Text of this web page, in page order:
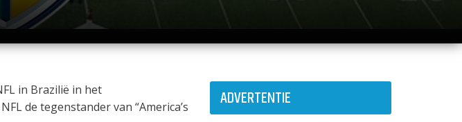
in Brazilië in het
de tegenstander van “America’s
ADVERTENTIE